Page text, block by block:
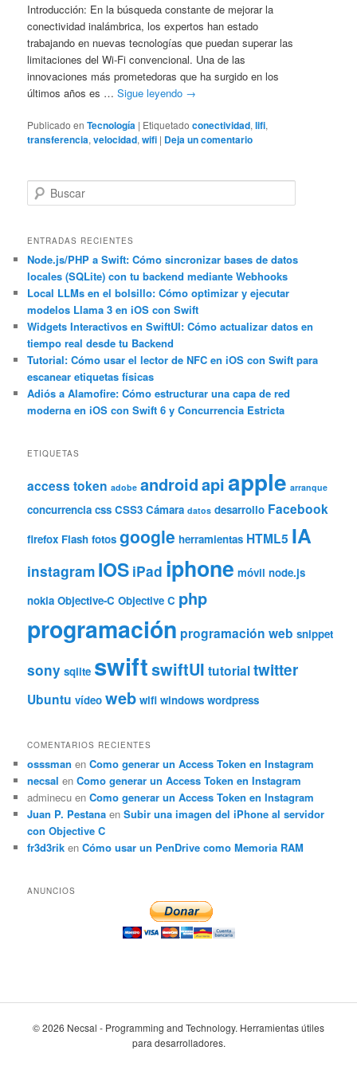
Introducción: En la búsqueda constante de mejorar la
conectividad inalámbrica, los expertos han estado
trabajando en nuevas tecnologías que puedan superar las
limitaciones del Wi-Fi convencional. Una de las
innovaciones más prometedoras que ha surgido en los
últimos años es …Sigue leyendo →
Publicado en Tecnología | Etiquetado conectividad,lifi,
transferencia,velocidad,wifi | Deja un comentario
u
c
a
r
ENTRADAS RECIENTES
Node.js/PHP a Swift: Cómo sincronizar bases de datos
locales (SQLite) con tu backend mediante Webhooks
Local LLMs en el bolsillo: Cómo optimizar y ejecutar
modelos Llama 3 en iOS con Swift
Widgets Interactivos en SwiftUI: Cómo actualizar datos en
tiempo real desde tu Backend
Tutorial: Cómo usar el lector de NFC en iOS con Swift para
escanear etiquetas físicas
Adiós a Alamofire: Cómo estructurar una capa de red
moderna en iOS con Swift 6 y Concurrencia Estricta
ETIQUETAS
access token adobe androidapiapple arranque
concurrencia css CSS3 Cámara datos desarrollo Facebook
firefox Flash fotos google herramientas HTML5 IA
instagram IOS iPad iphone móvil node.js
nokia Objective-C Objective C php
programación programación web snippet
sony sqlite swiftswiftUI tutorialtwitter
Ubuntu vídeo web wifi windows wordpress
COMENTARIOS RECIENTES
osssman enComo generar un Access Token en Instagram
necsal enComo generar un Access Token en Instagram
adminecu enComo generar un Access Token en Instagram
Juan P. Pestana enSubir una imagen del iPhone al servidor
con Objective C
fr3d3rik enCómo usar un PenDrive como Memoria RAM
ANUNCIOS
© 2026 Necsal - Programming and Technology. Herramientas útiles
para desarrolladores.